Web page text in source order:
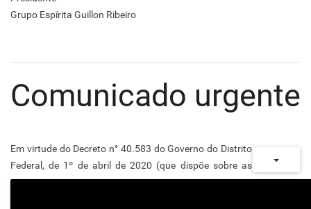
Grupo Espírita Guillon Ribeiro
Comunicado urgente
Em virtude do Decreto n° 40.583 do Governo do Distrito
Federal, de 1º de abril de 2020 (que dispõe sobre as